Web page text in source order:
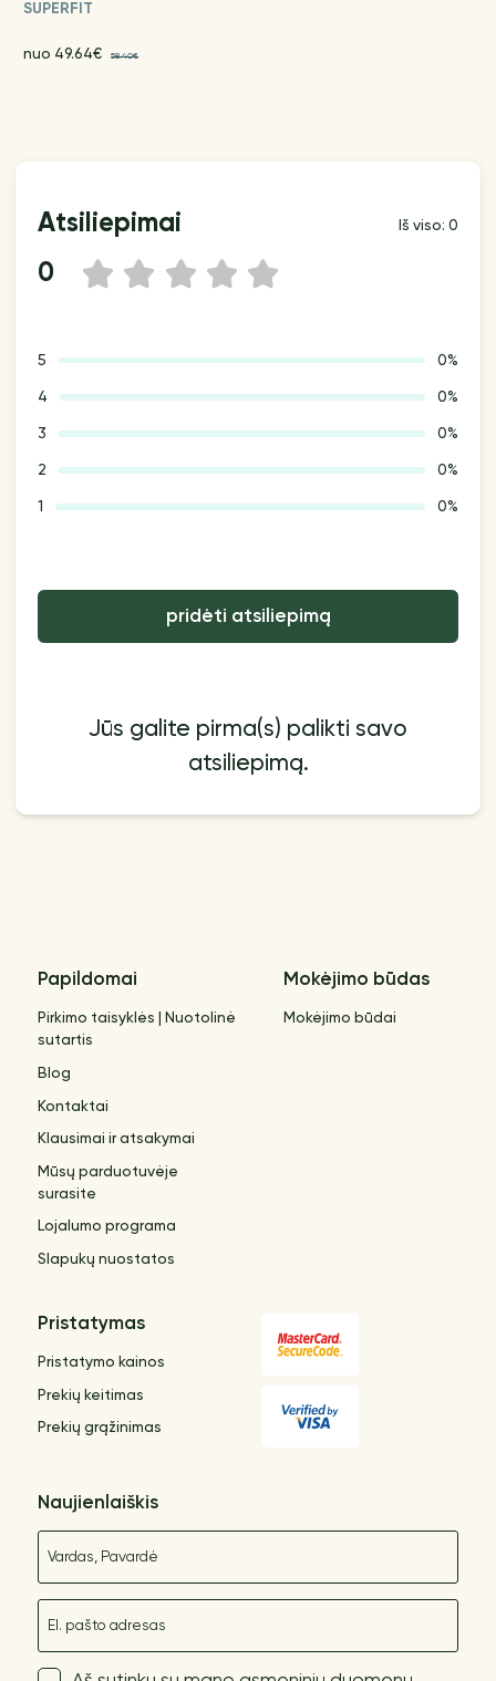
SUPERFIT
nuo 49.64€ 58.40€
Atsiliepimai Iš viso: 0
0 5
4
3
2
1
5 0%
4 0%
3 0%
2 0%
1 0%
pridėti atsiliepimą
Jūs galite pirma(s) palikti savo
atsiliepimą.
Papildomai
Pirkimo taisyklės | Nuotolinė
sutartis
Blog
Kontaktai
Klausimai ir atsakymai
Mūsų parduotuvėje
surasite
Lojalumo programa
Slapukų nuostatos
Mokėjimo būdas
Mokėjimo būdai
Pristatymas
Pristatymo kainos
Prekių keitimas
Prekių grąžinimas
Naujienlaiškis